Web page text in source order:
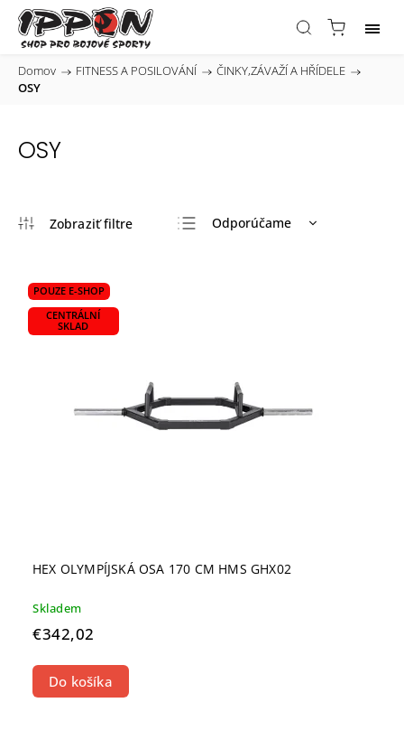
Domov / FITNESS A POSILOVÁNÍ / ČINKY,ZÁVAŽÍ A HŘÍDELE /
OSY
OSY
Odporúčame
POUZE E-SHOP
CENTRÁLNÍ
SKLAD
HEX OLYMPÍJSKÁ OSA 170 CM HMS GHX02
Skladem
€342,02
Do košíka